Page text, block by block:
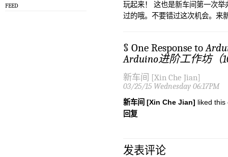
FEED
玩起来！ 这也是新车间第一次
过的哦。不要错过这次机会。来
§ One Response to
Arduino进阶工作坊（
新车间 [Xin Che Jian]
03/25/15 Wednesday 06:17PM
新车间 [Xin Che Jian] liked this
回复
发表评论